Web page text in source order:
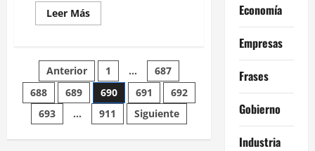
Leer MásLeer
más
(UKRA):
descuento
del
IVA
los
es
Paginación
de
entradas
Anterior 1 …
687
688
689 690 691
692
693
… 911 Siguiente
Economía
Empresas
Frases
Gobierno
Industria